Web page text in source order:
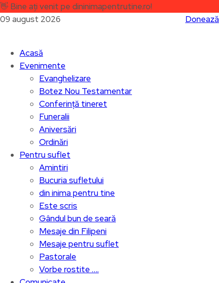
👋 Bine ați venit pe dininimapentrutine.ro!
09 august 2026
Donează
Acasă
Evenimente
Evanghelizare
Botez Nou Testamentar
Conferință tineret
Funeralii
Aniversări
Ordinări
Pentru suflet
Amintiri
Bucuria sufletului
din inima pentru tine
Este scris
Gândul bun de seară
Mesaje din Filipeni
Mesaje pentru suflet
Pastorale
Vorbe rostite ….